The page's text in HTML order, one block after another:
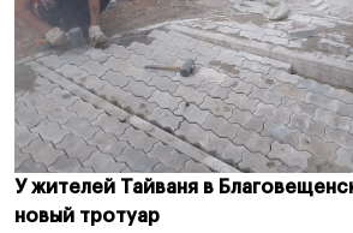
У жителей Тайваня в
новый тротуар